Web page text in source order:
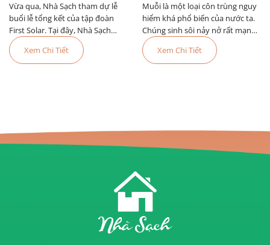
Vừa qua, Nhà Sạch tham dự lễ
buổi lễ tổng kết của tập đoàn
First Solar. Tại đây, Nhà Sạch
được công nhận là đơn vị cung
cấp dịch vụ tốt nhất trong năm.
Nhất Tại First Solar
Xem Chi Tiết
Muỗi là một loại côn trùng nguy
hiểm khá phổ biến của nước ta.
Chúng sinh sôi nảy nở rất mạnh
vào các mùa mưa và gây ra
nhiều bệnh nguy hiểm cho con
người trong đó nguy hiểm đặc
Toàn Và Hiệu Quả
Xem Chi Tiết